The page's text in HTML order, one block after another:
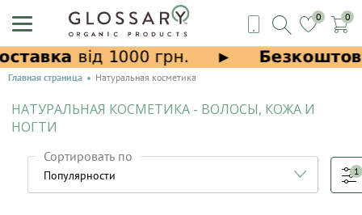
0 0
Главная страница Натуральная косметика
НАТУРАЛЬНАЯ КОСМЕТИКА - ВОЛОСЫ, КОЖА И
НОГТИ
Сортировать по
1